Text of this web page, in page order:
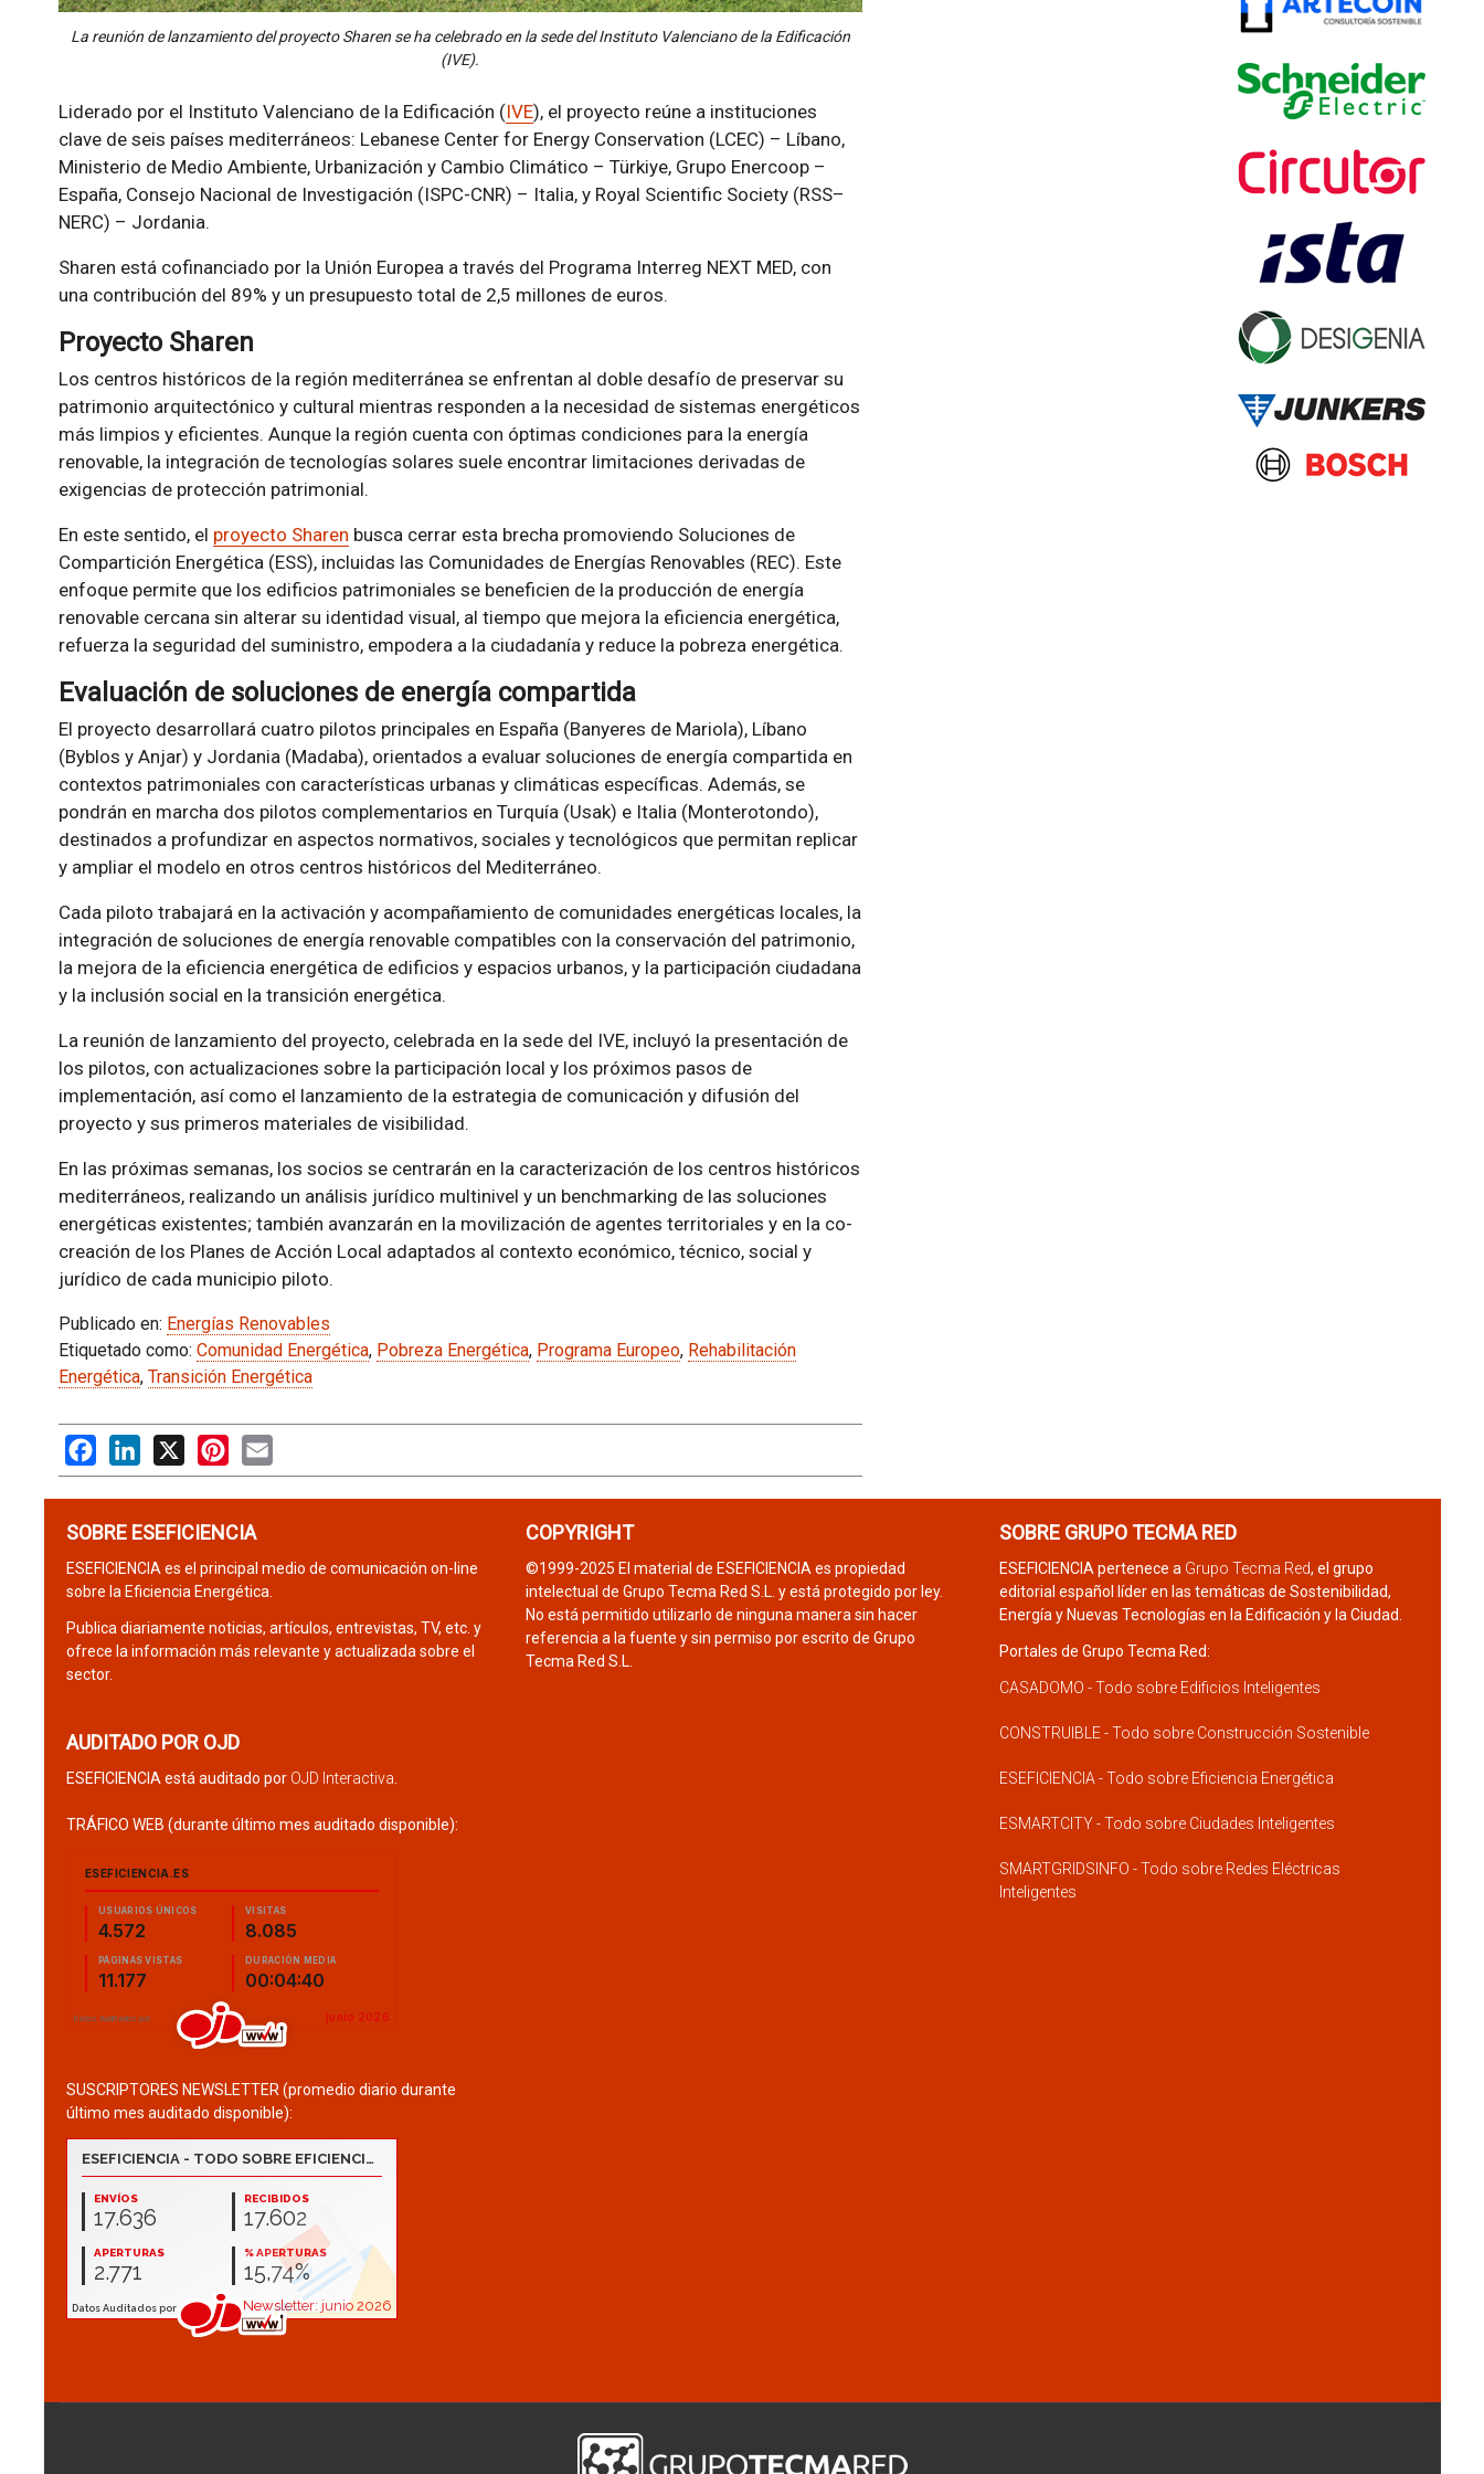
La reunión de lanzamiento del proyecto Sharen se ha celebrado en la sede del Instituto Valenciano de la Edificación
(IVE).
Liderado por el Instituto Valenciano de la Edificación (IVE), el proyecto reúne a instituciones
clave de seis países mediterráneos: Lebanese Center for Energy Conservation (LCEC) – Líbano,
Ministerio de Medio Ambiente, Urbanización y Cambio Climático – Türkiye, Grupo Enercoop –
España, Consejo Nacional de Investigación (ISPC-CNR) – Italia, y Royal Scientific Society (RSS–
NERC) – Jordania.
Sharen está cofinanciado por la Unión Europea a través del Programa Interreg NEXT MED, con
una contribución del 89% y un presupuesto total de 2,5 millones de euros.
Proyecto Sharen
Los centros históricos de la región mediterránea se enfrentan al doble desafío de preservar su
patrimonio arquitectónico y cultural mientras responden a la necesidad de sistemas energéticos
más limpios y eficientes. Aunque la región cuenta con óptimas condiciones para la energía
renovable, la integración de tecnologías solares suele encontrar limitaciones derivadas de
exigencias de protección patrimonial.
En este sentido, el proyecto Sharen busca cerrar esta brecha promoviendo Soluciones de
Compartición Energética (ESS), incluidas las Comunidades de Energías Renovables (REC). Este
enfoque permite que los edificios patrimoniales se beneficien de la producción de energía
renovable cercana sin alterar su identidad visual, al tiempo que mejora la eficiencia energética,
refuerza la seguridad del suministro, empodera a la ciudadanía y reduce la pobreza energética.
Evaluación de soluciones de energía compartida
El proyecto desarrollará cuatro pilotos principales en España (Banyeres de Mariola), Líbano
(Byblos y Anjar) y Jordania (Madaba), orientados a evaluar soluciones de energía compartida en
contextos patrimoniales con características urbanas y climáticas específicas. Además, se
pondrán en marcha dos pilotos complementarios en Turquía (Usak) e Italia (Monterotondo),
destinados a profundizar en aspectos normativos, sociales y tecnológicos que permitan replicar
y ampliar el modelo en otros centros históricos del Mediterráneo.
Cada piloto trabajará en la activación y acompañamiento de comunidades energéticas locales, la
integración de soluciones de energía renovable compatibles con la conservación del patrimonio,
la mejora de la eficiencia energética de edificios y espacios urbanos, y la participación ciudadana
y la inclusión social en la transición energética.
La reunión de lanzamiento del proyecto, celebrada en la sede del IVE, incluyó la presentación de
los pilotos, con actualizaciones sobre la participación local y los próximos pasos de
implementación, así como el lanzamiento de la estrategia de comunicación y difusión del
proyecto y sus primeros materiales de visibilidad.
En las próximas semanas, los socios se centrarán en la caracterización de los centros históricos
mediterráneos, realizando un análisis jurídico multinivel y un benchmarking de las soluciones
energéticas existentes; también avanzarán en la movilización de agentes territoriales y en la co-
creación de los Planes de Acción Local adaptados al contexto económico, técnico, social y
jurídico de cada municipio piloto.
Publicado en: Energías Renovables
Etiquetado como: Comunidad Energética, Pobreza Energética, Programa Europeo, Rehabilitación
Energética, Transición Energética
FacebookLinkedIn
X PinterestEmail
SOBRE ESEFICIENCIA
ESEFICIENCIA es el principal medio de comunicación on-line
sobre la Eficiencia Energética.
Publica diariamente noticias, artículos, entrevistas, TV, etc. y
ofrece la información más relevante y actualizada sobre el
sector.
AUDITADO POR OJD
ESEFICIENCIA está auditado por OJD Interactiva
TRÁFICO WEB (durante último mes auditado disponible):
SUSCRIPTORES NEWSLETTER (promedio diario durante
último mes auditado disponible):
COPYRIGHT
©1999-2025 El material de ESEFICIENCIA es propiedad
intelectual de Grupo Tecma Red S.L. y está protegido por ley.
No está permitido utilizarlo de ninguna manera sin hacer
referencia a la fuente y sin permiso por escrito de Grupo
Tecma Red S.L.
SOBRE GRUPO TECMA RED
ESEFICIENCIA pertenece a Grupo Tecma Red, el grupo
editorial español líder en las temáticas de Sostenibilidad,
Energía y Nuevas Tecnologías en la Edificación y la Ciudad.
Portales de Grupo Tecma Red:
CASADOMO - Todo sobre Edificios Inteligentes
CONSTRUIBLE - Todo sobre Construcción Sostenible
ESEFICIENCIA - Todo sobre Eficiencia Energética
ESMARTCITY - Todo sobre Ciudades Inteligentes
SMARTGRIDSINFO - Todo sobre Redes Eléctricas
Inteligentes